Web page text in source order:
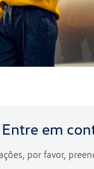
Entre em
por favor,